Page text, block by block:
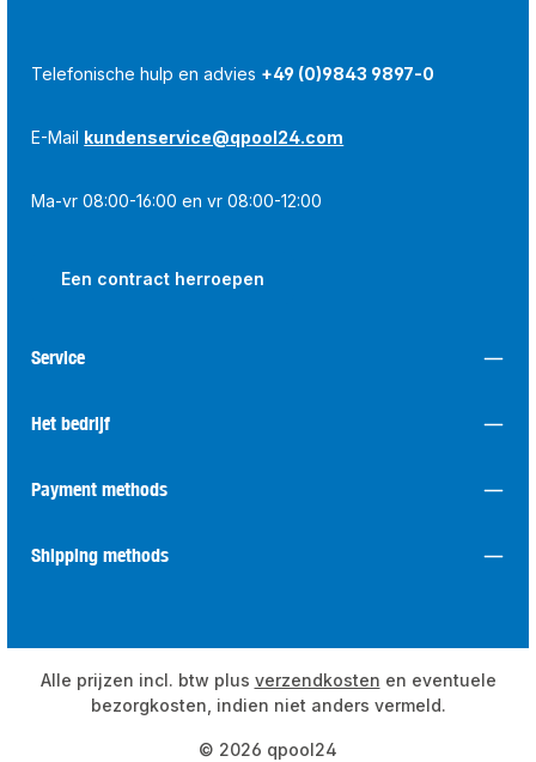
Telefonische hulp en advies +49 (0)9843 9897-0
E-Mail kundenservice@qpool24.com
Ma-vr 08:00-16:00 en vr 08:00-12:00
Een contract herroepen
Service
Het bedrijf
Payment methods
Shipping methods
© 2026 qpool24
Alle prijzen incl. btw plus verzendkosten en eventuele
bezorgkosten, indien niet anders vermeld.